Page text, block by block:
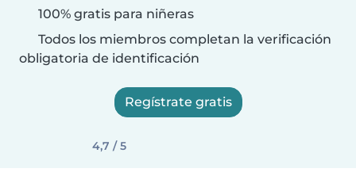
100% gratis para niñeras
Todos los miembros completan la verificación
obligatoria de identificación
Regístrate gratis
4,7 / 5